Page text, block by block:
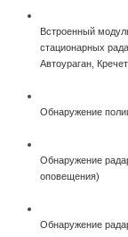
Встроенный
стационарных
Автоураган,
Обнаружение
Обнаружение
оповещения)
Обнаружение